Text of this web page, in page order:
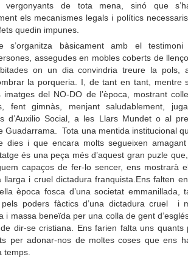
vergonyants de tota mena, sinó que
els mecanismes legals i polítics
quedin impunes.
s’organitza bàsicament amb el testimoni
assegudes en mobles coberts de
on un dia convindria treure la pols,
la porqueria. I, de tant en tant, mentre
del NO-DO de l’època, mostrant
fent gimnàs, menjant saludablement,
d’Auxilio Social, a les Llars Mundet o al
Guadarrama. Tota una mentida institucional
dies i que encara molts segueixen
és una peça més d’aquest gran puzle
capaços de fer-lo sencer, ens mostrarà
llarga i cruel dictadura franquista.Ens falten
època fosca d’una societat emmanillada,
poders fàctics d’una dictadura cruel i
i massa beneïda per una colla de gent
dir-se cristiana. Ens farien falta uns quants
per adonar-nos de moltes coses que ens
temps.